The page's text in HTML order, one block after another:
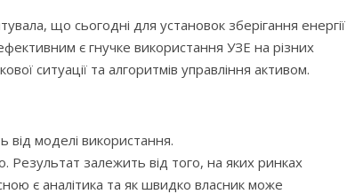
що сьогодні для установок зберігання енергії
є гнучке використання УЗЕ на різних
ситуації та алгоритмів управління активом.
моделі використання.
Результат залежить від того, на яких ринках
є аналітика та як швидко власник може